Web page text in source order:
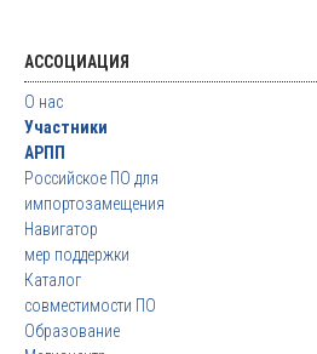
АССОЦИАЦИЯ
О нас
Участники
АРПП
Российское ПО для
импортозамещения
Навигатор
мер поддержки
Каталог
совместимости ПО
Образование